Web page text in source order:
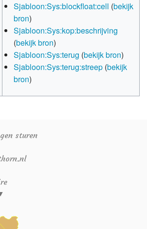
Sjabloon:Sys:blockfloat:cell (bekijk
bron)
Sjabloon:Sys:kop:beschrijving
(bekijk bron)
Sjabloon:Sys:terug (bekijk bron)
Sjabloon:Sys:terug:streep (bekijk
bron)
sturen